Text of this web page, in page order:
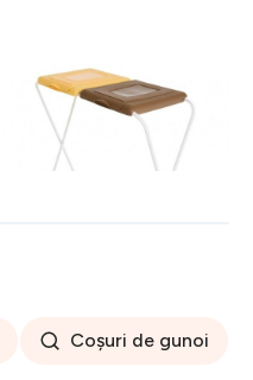
Suport pentru saci menajeri
pentru colectare selectiva
120 L, Jotta, 2
compartimente galben-
Coșuri de gunoi